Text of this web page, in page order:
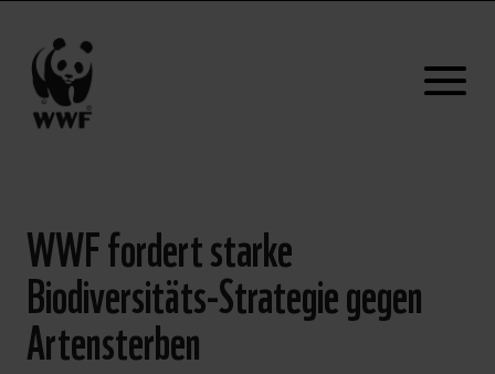
WWF fordert starke
Biodiversitäts-Strategie gegen
Artensterben